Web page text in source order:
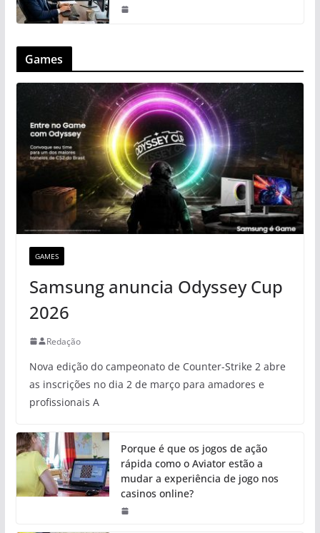
Games
GAMES
Samsung anuncia Odyssey Cup
2026
Redação
Nova edição do campeonato de Counter-Strike 2 abre
as inscrições no dia 2 de março para amadores e
profissionais A
Porque é que os jogos de ação
rápida como o Aviator estão a
mudar a experiência de jogo nos
casinos online?